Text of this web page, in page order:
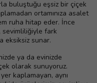
buluştuğu eşsiz bir çiçek
ortamınıza asalet
ruha hitap eder. İnce
sevimliliğiyle fark
eksiksiz sunar.
ya da evinizde
olarak sunuyoruz.
kaplamayan, aynı